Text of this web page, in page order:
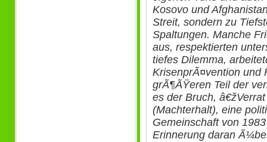
Kosovo und
Streit, sondern zu
Spaltungen. Manche
aus, respektierten
tiefes Dilemma,
KrisenprÃ¤vention und
grÃ¶ÃŸeren Teil der
es der Bruch,
(Machterhalt), eine
Gemeinschaft von
Erinnerung daran